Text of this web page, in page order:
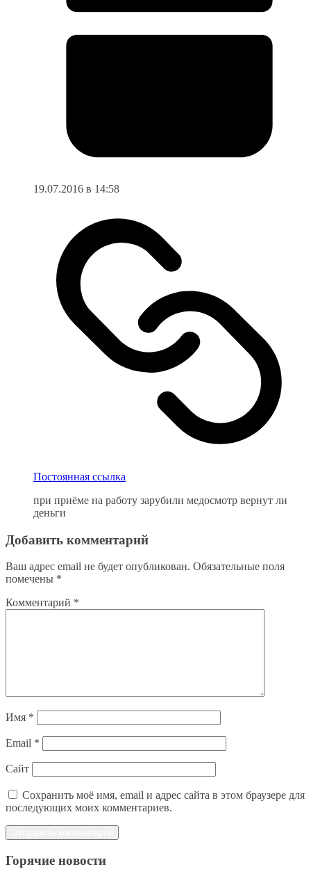
19.07.2016 в 14:58
Постоянная ссылка
при приёме на работу зарубили медосмотр вернут ли
деньги
Добавить комментарий
Ваш адрес email не будет опубликован. Обязательные поля
помечены *
Комментарий *
Имя *
Email *
Сайт
Сохранить моё имя, email и адрес сайта в этом браузере для
последующих моих комментариев.
Горячие новости